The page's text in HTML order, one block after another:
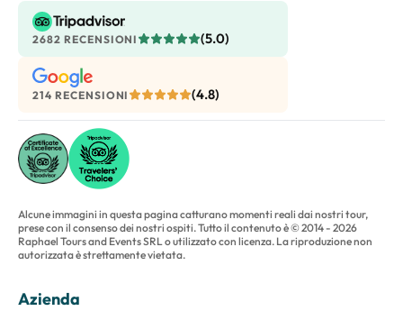
2682 RECENSIONI (5.0)
214 RECENSIONI (4.8)
Alcune immagini in questa pagina catturano momenti reali dai nostri tour,
prese con il consenso dei nostri ospiti. Tutto il contenuto è © 2014 - 2026
Raphael Tours and Events SRL o utilizzato con licenza. La riproduzione non
autorizzata è strettamente vietata.
Azienda